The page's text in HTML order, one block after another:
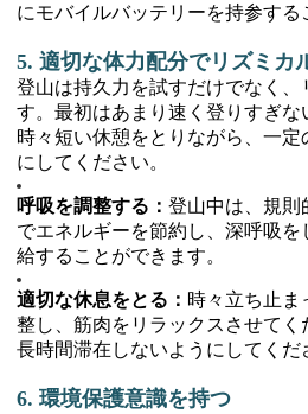
にモバイルバッテリーを持参する
5. 適切な体力配分でリズミカ
登山は持久力を試すだけでなく、
す。最初はあまり速く登りすぎな
時々短い休憩をとりながら、一定
にしてください。
呼吸を調整する：登山中は、規則
でエネルギーを節約し、深呼吸
給することができます。
適切な休息をとる： 時々立ち止ま
整し、筋肉をリラックスさせてく
長時間滞在しないようにしてくだ
6. 環境保護意識を持つ